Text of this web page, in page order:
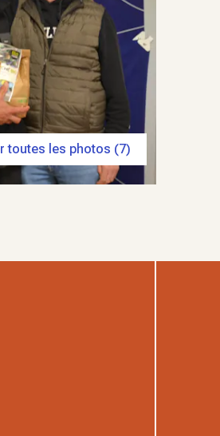
toutes les photos (7)